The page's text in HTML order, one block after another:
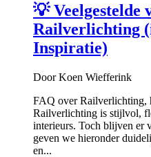
💡 Veelgestelde
Railverlichting
Inspiratie)
Door Koen Wiefferink
FAQ over Railverlichting,
Railverlichting is stijlvol,
interieurs. Toch blijven er
geven we hieronder
en...